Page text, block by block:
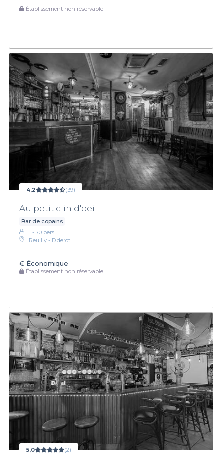
Établissement non réservable
4,2 (39)
Au petit clin d'oeil
Bar de copains
1 - 70 pers.
Reuilly - Diderot
€ Économique
Établissement non réservable
5,0 (2)